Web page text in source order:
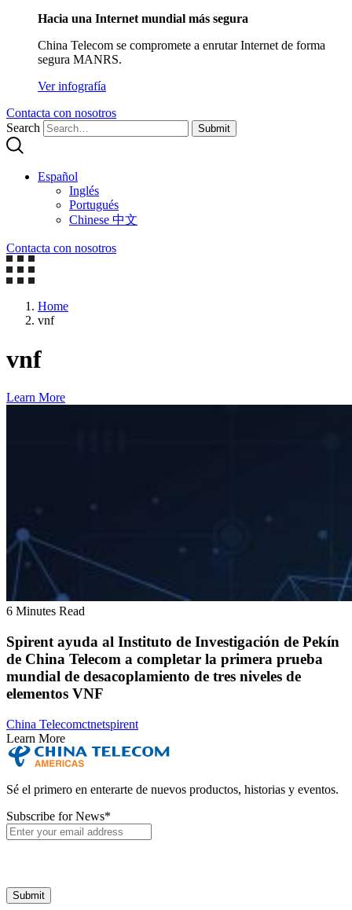
Hacia una Internet mundial más segura
China Telecom se compromete a enrutar Internet de forma
segura MANRS.
Ver infografía
Contacta con nosotros
Search
Submit
Español
Inglés
Portugués
Chinese 中文
Contacta con nosotros
Home
vnf
vnf
Learn More
6 Minutes Read
Spirent ayuda al Instituto de Investigación de Pekín
de China Telecom a completar la primera prueba
mundial de desacoplamiento de tres niveles de
elementos VNF
China Telecomctnetspirent
Learn More
Sé el primero en enterarte de nuevos productos, historias y eventos.
Subscribe for News*